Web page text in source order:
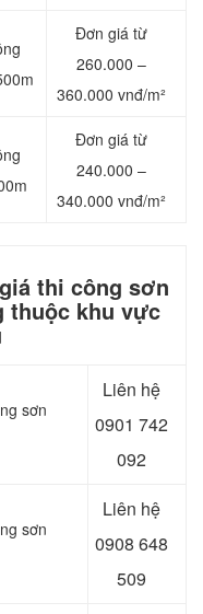
Đơn giá từ
260.000 –
360.000 vnđ/m²
Đơn giá từ
240.000 –
340.000 vnđ/m²
thi công sơn
thuộc khu vực
sơn
Liên hệ
0901 742
092
sơn
Liên hệ
0908 648
509